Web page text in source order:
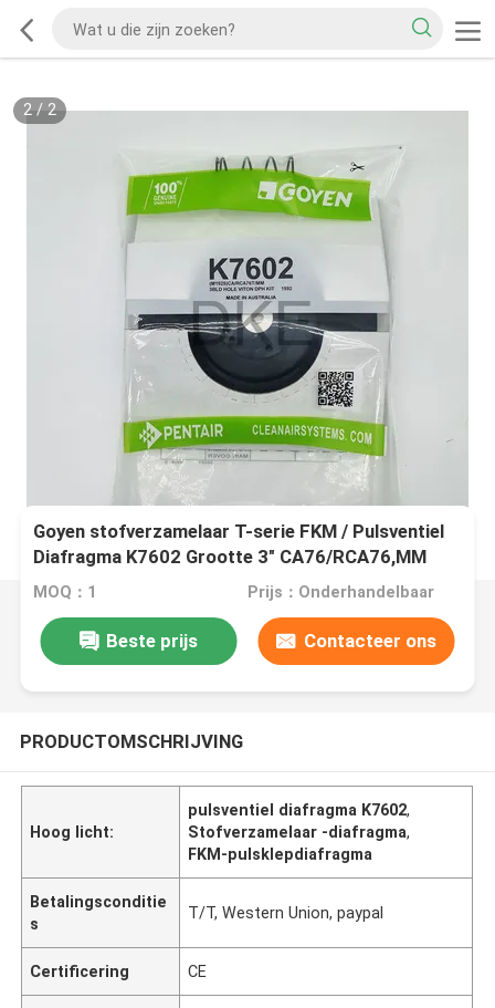
2/ 2
Goyen stofverzamelaar T-serie FKM / Pulsventiel
Diafragma K7602 Grootte 3" CA76/RCA76,MM
MOQ：1 Prijs：Onderhandelbaar
Beste prijs Contacteer ons
PRODUCTOMSCHRIJVING
Hoog licht:
pulsventiel diafragma K7602,
Stofverzamelaar -diafragma,
FKM-pulsklepdiafragma
Betalingsconditie
s
T/T, Western Union, paypal
Certificering CE